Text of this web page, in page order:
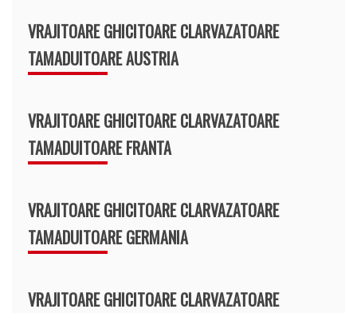
VRAJITOARE GHICITOARE CLARVAZATOARE
TAMADUITOARE AUSTRIA
VRAJITOARE GHICITOARE CLARVAZATOARE
TAMADUITOARE FRANTA
VRAJITOARE GHICITOARE CLARVAZATOARE
TAMADUITOARE GERMANIA
VRAJITOARE GHICITOARE CLARVAZATOARE